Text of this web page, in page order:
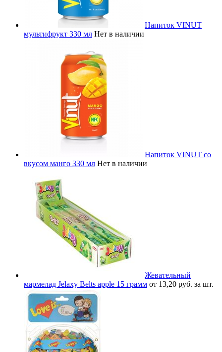
Напиток VINUT
мультифрукт 330 мл Нет в наличии
Напиток VINUT со
вкусом манго 330 мл Нет в наличии
Жевательный
мармелад Jelaxy Belts apple 15 грамм от 13,20 руб. за шт.